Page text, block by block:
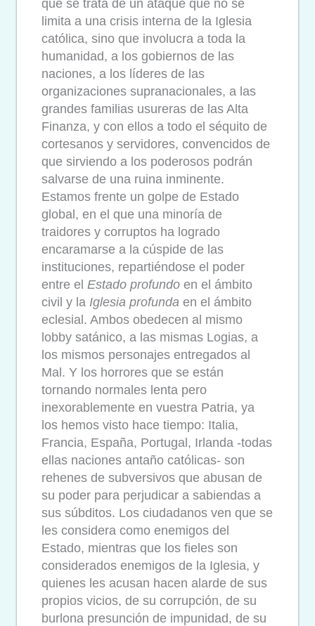
que se trata de un ataque que no se
limita a una crisis interna de la Iglesia
católica, sino que involucra a toda la
humanidad, a los gobiernos de las
naciones, a los líderes de las
organizaciones supranacionales, a las
grandes familias usureras de las Alta
Finanza, y con ellos a todo el séquito de
cortesanos y servidores, convencidos de
que sirviendo a los poderosos podrán
salvarse de una ruina inminente.
Estamos frente un golpe de Estado
global, en el que una minoría de
traidores y corruptos ha logrado
encaramarse a la cúspide de las
instituciones, repartiéndose el poder
entre el Estado profundo en el ámbito
civil y la Iglesia profunda en el ámbito
eclesial. Ambos obedecen al mismo
lobby satánico, a las mismas Logias, a
los mismos personajes entregados al
Mal. Y los horrores que se están
tornando normales lenta pero
inexorablemente en vuestra Patria, ya
los hemos visto hace tiempo: Italia,
Francia, España, Portugal, Irlanda -todas
ellas naciones antaño católicas- son
rehenes de subversivos que abusan de
su poder para perjudicar a sabiendas a
sus súbditos. Los ciudadanos ven que se
les considera como enemigos del
Estado, mientras que los fieles son
considerados enemigos de la Iglesia, y
quienes les acusan hacen alarde de sus
propios vicios, de su corrupción, de su
burlona presunción de impunidad, de su